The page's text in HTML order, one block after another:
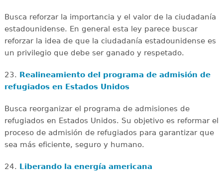
Busca reforzar la importancia y el valor de la ciudadanía
estadounidense. En general esta ley parece buscar
reforzar la idea de que la ciudadanía estadounidense es
un privilegio que debe ser ganado y respetado.
23. Realineamiento del programa de admisión de
refugiados en Estados Unidos
Busca reorganizar el programa de admisiones de
refugiados en Estados Unidos. Su objetivo es reformar el
proceso de admisión de refugiados para garantizar que
sea más eficiente, seguro y humano.
24. Liberando la energía americana